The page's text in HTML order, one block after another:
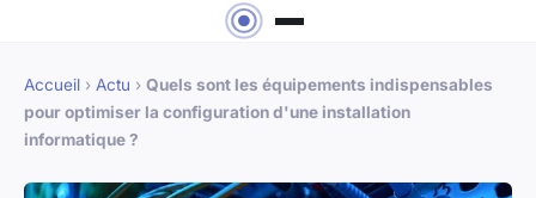
Accueil › Actu › Quels sont les équipements indispensables
pour optimiser la configuration d'une installation
informatique ?